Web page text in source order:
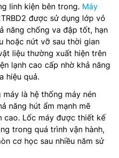
linh kiện bên trong. Máy
được sử dụng lớp vỏ
năng chống va đập tốt, hạn
hoặc nứt vỡ sau thời gian
liệu thường xuất hiện trên
lạnh cao cấp nhờ khả năng
hiệu quả.
là hệ thống máy nén
năng hút ẩm mạnh mẽ
cao. Lốc máy được thiết kế
trong quá trình vận hành,
cơ học sau nhiều năm sử